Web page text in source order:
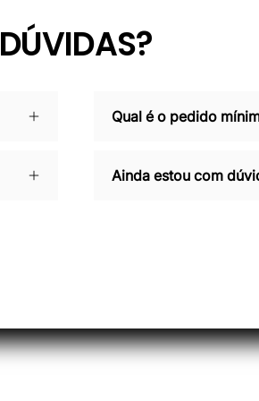
DÚVIDAS?
Qual é o pedido
Ainda estou com